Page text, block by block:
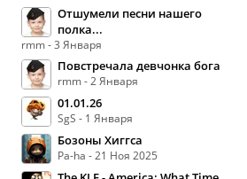
Отшумели песни нашего
полка...
rmm - 3 Января
Повстречала девчонка бога
rmm - 2 Января
01.01.26
SgS - 1 Января
Бозоны Хиггса
Pa-ha - 21 Ноя 2025